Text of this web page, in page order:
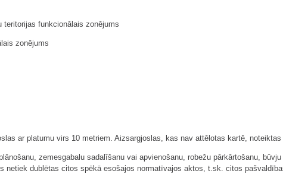
funkcionālais zonējums
zonējums
ar platumu virs 10 metriem. Aizsargjoslas, kas nav attēlotas kartē, noteiktas
zemesgabalu sadalīšanu vai apvienošanu, robežu pārkārtošanu,
netiek dublētas citos spēkā esošajos normatīvajos aktos, t.sk. citos